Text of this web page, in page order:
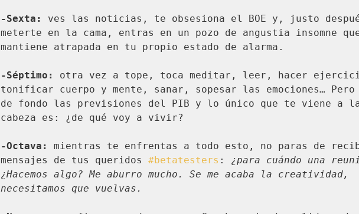
-Sexta:
ves las noticias, te obsesiona el BOE y, justo
meterte en la cama, entras en un pozo de angustia insomne
mantiene atrapada en tu propio estado de alarma.
-Séptimo:
otra vez a tope, toca meditar, leer, hacer
tonificar cuerpo y mente, sanar, sopesar las emociones… Pero
de fondo las previsiones del PIB y lo único que te viene a
cabeza es: ¿de qué voy a vivir?
-Octava:
mientras te enfrentas a todo esto, no paras de
mensajes de tus queridos #betatesters :
¿para cuándo una
¿Hacemos algo? Me aburro mucho. Se me acaba la creatividad,
necesitamos que vuelvas.